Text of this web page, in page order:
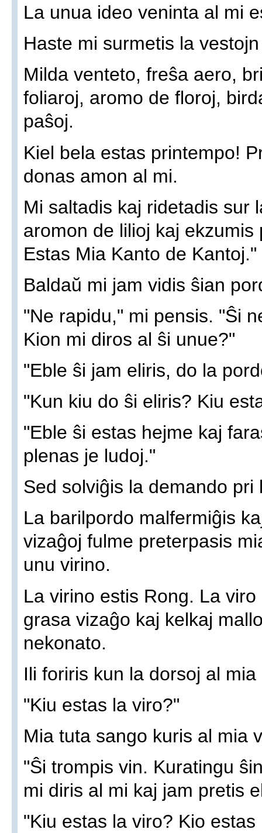
La unua ideo veninta al mi
Haste mi surmetis la
Milda venteto, freŝa aero,
foliaroj, aromo de floroj,
paŝoj.
Kiel bela estas printempo!
donas amon al mi.
Mi saltadis kaj ridetadis sur
aromon de lilioj kaj
Estas Mia Kanto de Kantoj."
Baldaŭ mi jam vidis ŝian
"Ne rapidu," mi pensis. "Ŝi
Kion mi diros al ŝi unue?"
"Eble ŝi jam eliris, do la
"Kun kiu do ŝi eliris? Kiu
"Eble ŝi estas hejme kaj
plenas je ludoj."
Sed solviĝis la demando
La barilpordo malfermiĝis
vizaĝoj fulme preterpasis
unu virino.
La virino estis Rong. La
grasa vizaĝo kaj kelkaj
nekonato.
Ili foriris kun la dorsoj al mia
"Kiu estas la viro?"
Mia tuta sango kuris al mia
"Ŝi trompis vin. Kuratingu
mi diris al mi kaj jam pretis
"Kiu estas la viro? Kio